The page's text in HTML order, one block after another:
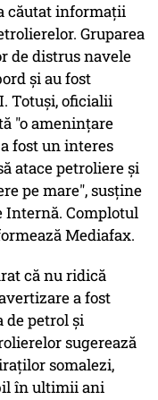
căutat informaţii
Gruparea
de distrus navele
şi au fost
Totuşi, oficialii
"o ameninţare
fost un interes
atace petroliere şi
pe mare", susţine
Internă. Complotul
Mediafax.
că nu ridică
a fost
petrol şi
sugerează
somalezi,
în ultimii ani